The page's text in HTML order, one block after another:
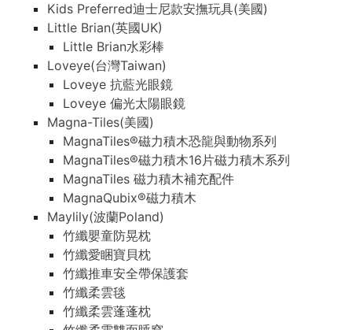
Kids Preferred迪士尼款安撫玩具(美國)
Little Brian(英國UK)
Little Brian水彩棒
Loveye(台灣Taiwan)
Loveye 抗藍光眼鏡
Loveye 偏光太陽眼鏡
Magna-Tiles(美國)
MagnaTiles®磁力積木恐龍與動物系列
MagnaTiles®磁力積木16片磁力積木系列
MagnaTiles 磁力積木補充配件
MagnaQubix®磁力積木
Maylily(波蘭Poland)
竹纖嬰童防晃枕
竹纖愛睏寶貝枕
竹纖推車安全帶保護套
竹纖柔雲毯
竹纖柔雲蓬蓬枕